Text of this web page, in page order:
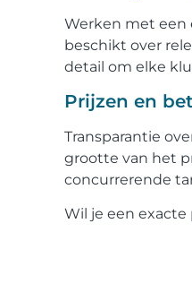
Werken met een
beschikt over
detail om elke
Prijzen en
Transparantie
grootte van het
concurrerende
Wil je een exacte